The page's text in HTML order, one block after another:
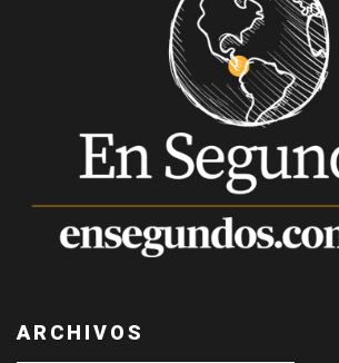
ARCHIVOS